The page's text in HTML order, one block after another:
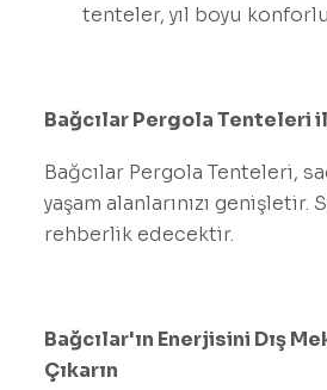
tenteler, yıl boyu
Bağcılar Pergola Tenteleri
Bağcılar Pergola Tenteleri,
yaşam alanlarınızı
rehberlik edecektir.
Bağcılar'ın Enerjisini Dış
Çıkarın